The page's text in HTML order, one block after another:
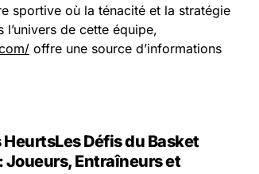
sportive où la ténacité et la stratégie
de cette équipe,
offre une source d’informations
HeurtsLes Défis du Basket
Joueurs, Entraîneurs et